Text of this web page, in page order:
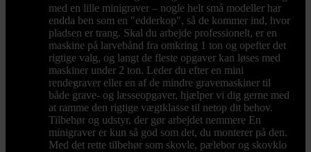
med en lille minigraver – nogle helt små modeller har
endda ben som en "edderkop", så de kommer ind, hvor
pladsen er trang. Skal du arbejde professionelt, er en
maskine på larvebånd fra omkring 1 ton og opefter det
rigtige valg, og langt de fleste opgaver kan løses med
maskiner under 2 ton. Leder du efter en mini
rendegraver eller en af de mindre gravemaskiner til
både grave- og læsseopgaver, hjælper vi dig gerne med
at ramme den rigtige vægtklasse til netop dit behov.
Tilbehør og udstyr, der gør arbejdet nemmere En
minigraver er kun så god som det, du monterer på den.
Med det rette tilbehør som skovle, pælebor og skovklo